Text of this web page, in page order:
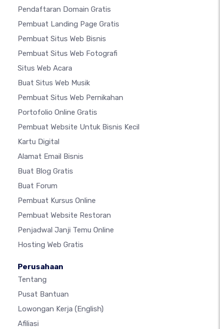
Pendaftaran Domain Gratis
Pembuat Landing Page Gratis
Pembuat Situs Web Bisnis
Pembuat Situs Web Fotografi
Situs Web Acara
Buat Situs Web Musik
Pembuat Situs Web Pernikahan
Portofolio Online Gratis
Pembuat Website Untuk Bisnis Kecil
Kartu Digital
Alamat Email Bisnis
Buat Blog Gratis
Buat Forum
Pembuat Kursus Online
Pembuat Website Restoran
Penjadwal Janji Temu Online
Hosting Web Gratis
Perusahaan
Tentang
Pusat Bantuan
Lowongan Kerja (English)
Afiliasi